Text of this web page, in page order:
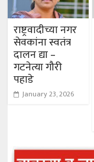
राष्ट्रवादीच्या नगर
सेवकांना स्वतंत्र
दालन द्या –
गटनेत्या गौरी
पहाडे
January 23, 2026